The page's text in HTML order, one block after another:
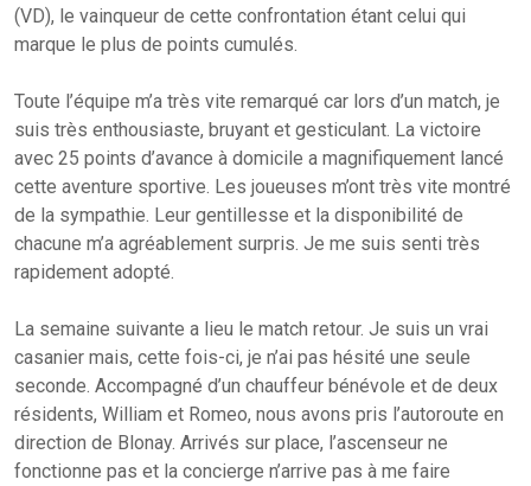
(VD), le vainqueur de cette confrontation étant celui qui
marque le plus de points cumulés.
Toute l’équipe m’a très vite remarqué car lors d’un match, je
suis très enthousiaste, bruyant et gesticulant. La victoire
avec 25 points d’avance à domicile a magnifiquement lancé
cette aventure sportive. Les joueuses m’ont très vite montré
de la sympathie. Leur gentillesse et la disponibilité de
chacune m’a agréablement surpris. Je me suis senti très
rapidement adopté.
La semaine suivante a lieu le match retour. Je suis un vrai
casanier mais, cette fois-ci, je n’ai pas hésité une seule
seconde. Accompagné d’un chauffeur bénévole et de deux
résidents, William et Romeo, nous avons pris l’autoroute en
direction de Blonay. Arrivés sur place, l’ascenseur ne
fonctionne pas et la concierge n’arrive pas à me faire